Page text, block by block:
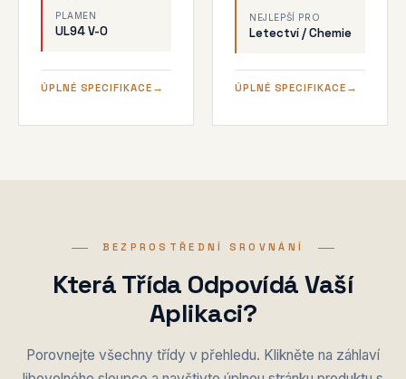
PLAMEN
UL94 V-0
ÚPLNÉ SPECIFIKACE
NEJLEPŠÍ PRO
Letectví / Chemie
ÚPLNÉ SPECIFIKACE
BEZPROSTŘEDNÍ SROVNÁNÍ
Která Třída Odpovídá Vaší
Aplikaci?
Porovnejte všechny třídy v přehledu. Klikněte na záhlaví